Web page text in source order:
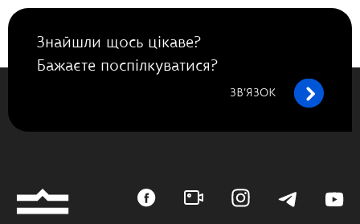
Знайшли щось цікаве?
Бажаєте поспілкуватися?
ЗВ’ЯЗОК